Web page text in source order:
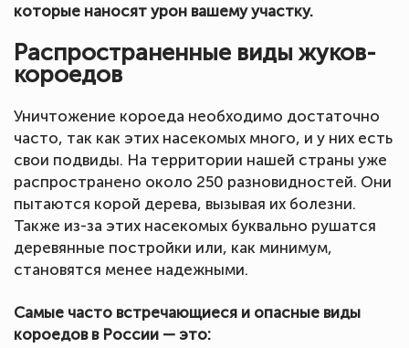
которые наносят урон вашему участку.
Распространенные виды жуков-
короедов
Уничтожение короеда необходимо достаточно
часто, так как этих насекомых много, и у них есть
свои подвиды. На территории нашей страны уже
распространено около 250 разновидностей. Они
пытаются корой дерева, вызывая их болезни.
Также из-за этих насекомых буквально рушатся
деревянные постройки или, как минимум,
становятся менее надежными.
Самые часто встречающиеся и опасные виды
короедов в России — это: